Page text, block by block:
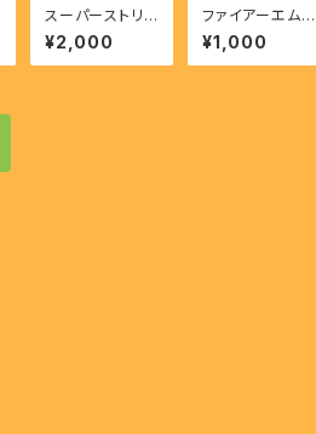
スーパーストリ
ートファイターⅡ
- SUPER STRE
ET FIGHTER II
¥2,000
ファイアーエム
ブレム 聖戦の系
譜 - FIRE EMB
LEM Seisen N
¥1,000